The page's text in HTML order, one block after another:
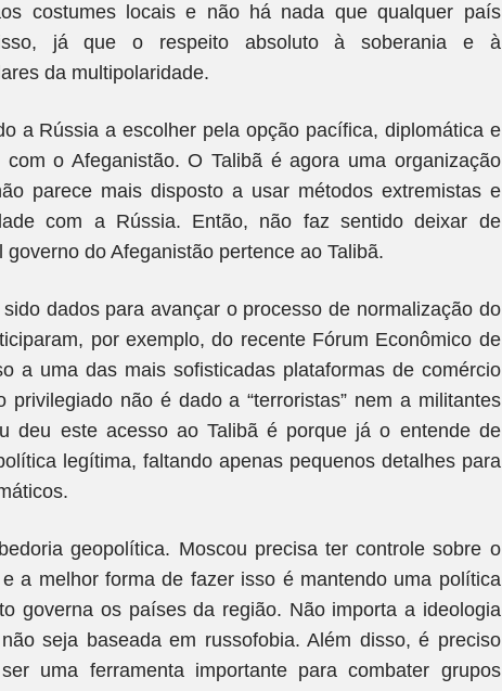
costumes locais e não há nada que qualquer país
já que o respeito absoluto à soberania e à
da multipolaridade.
a Rússia a escolher pela opção pacífica, diplomática e
o Afeganistão. O Talibã é agora uma organização
parece mais disposto a usar métodos extremistas e
com a Rússia. Então, não faz sentido deixar de
do Afeganistão pertence ao Talibã.
dados para avançar o processo de normalização do
por exemplo, do recente Fórum Econômico de
a uma das mais sofisticadas plataformas de comércio
privilegiado não é dado a “terroristas” nem a militantes
deu este acesso ao Talibã é porque já o entende de
legítima, faltando apenas pequenos detalhes para
geopolítica. Moscou precisa ter controle sobre o
a melhor forma de fazer isso é mantendo uma política
governa os países da região. Não importa a ideologia
seja baseada em russofobia. Além disso, é preciso
uma ferramenta importante para combater grupos